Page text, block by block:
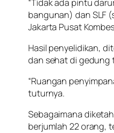
“Tidak ada pintu
bangunan) dan SLF
Jakarta Pusat
Hasil penyelidikan,
dan sehat di gedung
“Ruangan
tuturnya.
Sebagaimana
berjumlah 22 orang,